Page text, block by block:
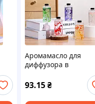
Аромамасло для
диффузора в
93.15₴